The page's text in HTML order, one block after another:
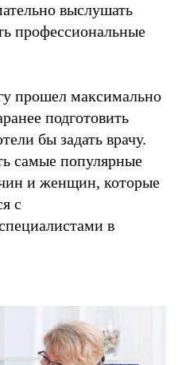
выслушать
профессиональные
прошел максимально
подготовить
бы задать врачу.
самые популярные
и женщин, которые
с
в